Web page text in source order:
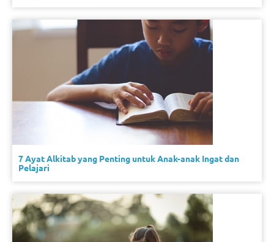
7 Ayat Alkitab yang Penting untuk Anak-anak Ingat dan
Pelajari